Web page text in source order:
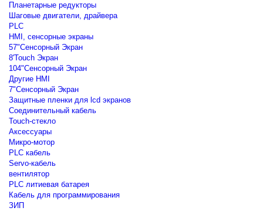
Планетарные редукторы
Шаговые двигатели, драйвера
PLC
HMI, сенсорные экраны
57"Сенсорный Экран
8'Touch Экран
104"Сенсорный Экран
Другие HMI
7"Сенсорный Экран
Защитные пленки для lcd экранов
Соединительный кабель
Touch-стекло
Аксессуары
Микро-мотор
PLC кабель
Servo-кабель
вентилятор
PLC литиевая батарея
Кабель для программирования
ЗИП